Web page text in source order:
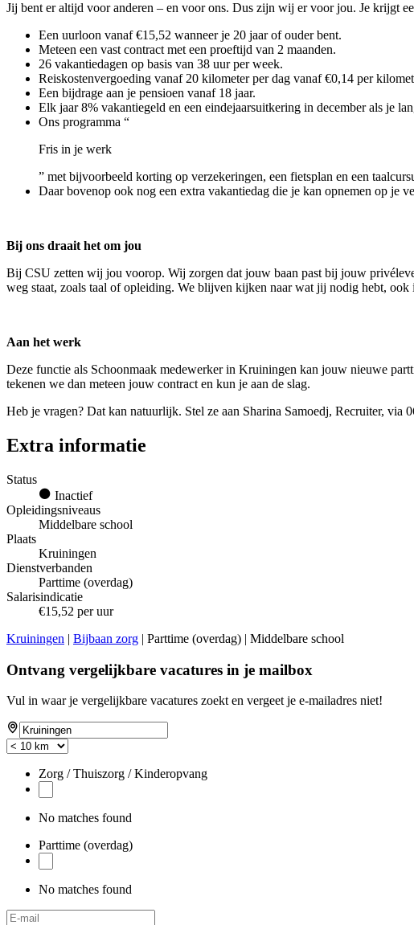
Jij bent er altijd voor anderen – en voor ons. Dus zijn wij er voor jou. Je krijgt
Een uurloon vanaf €15,52 wanneer je 20 jaar of ouder bent.
Meteen een vast contract met een proeftijd van 2 maanden.
26 vakantiedagen op basis van 38 uur per week.
Reiskostenvergoeding vanaf 20 kilometer per dag vanaf €0,14 per
Een bijdrage aan je pensioen vanaf 18 jaar.
Elk jaar 8% vakantiegeld en een eindejaarsuitkering in december als je
Ons programma “
Fris in je werk
” met bijvoorbeeld korting op verzekeringen, een fietsplan en een
Daar bovenop ook nog een extra vakantiedag die je kan opnemen op je
Bij ons draait het om jou
Bij CSU zetten wij jou voorop. Wij zorgen dat jouw baan past bij jouw
weg staat, zoals taal of opleiding. We blijven kijken naar wat jij nodig hebt, ook
Aan het werk
Deze functie als Schoonmaak medewerker in Kruiningen kan jouw nieuwe
tekenen we dan meteen jouw contract en kun je aan de slag.
Heb je vragen? Dat kan natuurlijk. Stel ze aan Sharina Samoedj, Recruiter, via
Extra informatie
Status
Inactief
Opleidingsniveaus
Middelbare school
Plaats
Kruiningen
Dienstverbanden
Parttime (overdag)
Salarisindicatie
€15,52 per uur
Kruiningen | Bijbaan zorg | Parttime (overdag) | Middelbare school
Ontvang vergelijkbare vacatures in je mailbox
Vul in waar je vergelijkbare vacatures zoekt en vergeet je e-mailadres niet!
If
you
are
human,
Zorg / Thuiszorg / Kinderopvang
No matches found
Parttime (overdag)
No matches found